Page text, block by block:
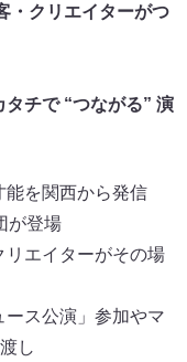
・クリエイターがつ
チで “つながる” 演
を関西から発信
が登場
エイターがその場
ス公演」参加やマ
し